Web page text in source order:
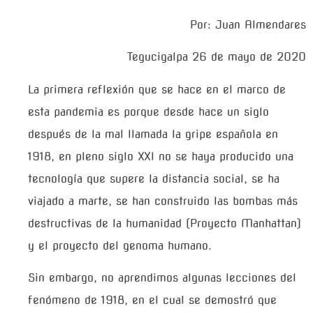
Por: Juan Almendares
Tegucigalpa 26 de mayo de 2020
La primera reflexión que se hace en el marco de
esta pandemia es porque desde hace un siglo
después de la mal llamada la gripe española en
1918, en pleno siglo XXI no se haya producido una
tecnología que supere la distancia social, se ha
viajado a marte, se han construido las bombas más
destructivas de la humanidad (Proyecto Manhattan)
y el proyecto del genoma humano.
Sin embargo, no aprendimos algunas lecciones del
fenómeno de 1918, en el cual se demostró que